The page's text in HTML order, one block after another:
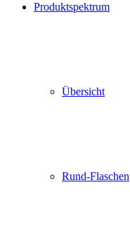
Produktspektrum
Übersicht
Rund-Flaschen